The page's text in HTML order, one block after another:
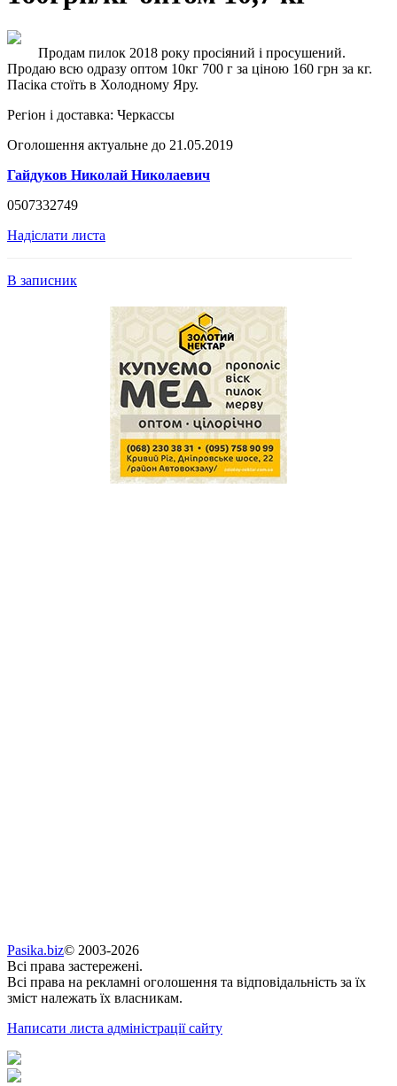
Продам пилок 2018 року просіяний і просушений.
Продаю всю одразу оптом 10кг 700 г за ціною 160 грн за кг.
Пасіка стоїть в Холодному Яру.
Регіон і доставка: Черкассы
Оголошення актуальне до 21.05.2019
Гайдуков Николай Николаевич
0507332749
Надіслати листа
В записник
Pasika.biz© 2003-2026
Всі права застережені.
Всі права на рекламні оголошення та відповідальність за їх
зміст належать їх власникам.
Написати листа адміністрації сайту